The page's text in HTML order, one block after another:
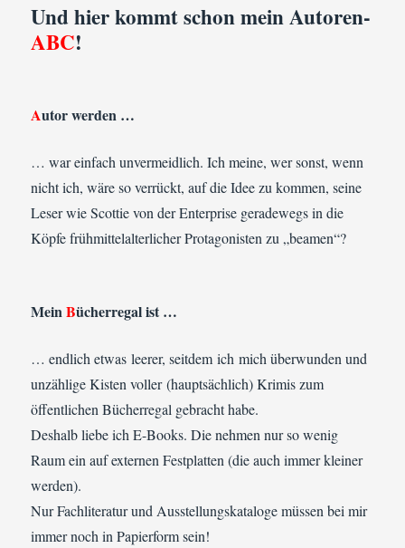
Und hier kommt schon mein Autoren-
ABC!
Autor werden …
… war einfach unvermeidlich. Ich meine, wer sonst, wenn
nicht ich, wäre so verrückt, auf die Idee zu kommen, seine
Leser wie Scottie von der Enterprise geradewegs in die
Köpfe frühmittelalterlicher Protagonisten zu „beamen“?
MeinBücherregal ist …
… endlich etwas leerer, seitdem ich mich überwunden und
unzählige Kisten voller (hauptsächlich) Krimis zum
öffentlichen Bücherregal gebracht habe.
Deshalb liebe ich E-Books. Die nehmen nur so wenig
Raum ein auf externen Festplatten (die auch immer kleiner
werden).
Nur Fachliteratur und Ausstellungskataloge müssen bei mir
immer noch in Papierform sein!